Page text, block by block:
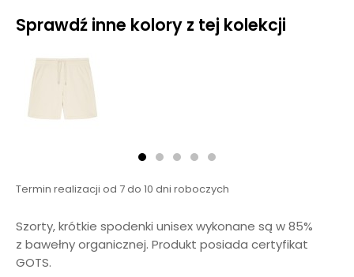
Sprawdź inne kolory z tej kolekcji
Termin realizacji od 7 do 10 dni roboczych
Szorty, krótkie spodenki unisex wykonane są w 85%
z bawełny organicznej. Produkt posiada certyfikat
GOTS.